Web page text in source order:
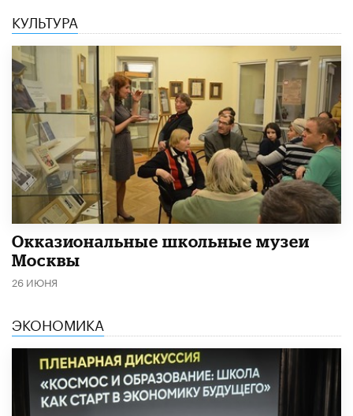
КУЛЬТУРА
​Окказиональные школьные музеи
Москвы
26 ИЮНЯ
ЭКОНОМИКА